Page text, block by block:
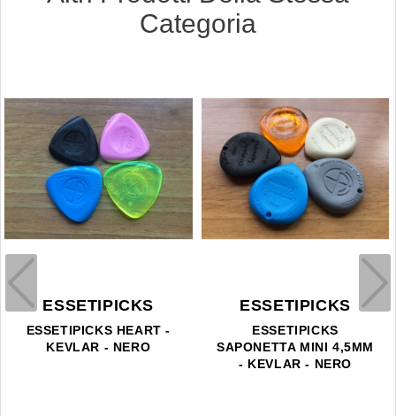
Categoria
ESSETIPICKS
ESSETIPICKS HEART -
KEVLAR - NERO
ESSETIPICKS
ESSETIPICKS
SAPONETTA MINI 4,5MM
- KEVLAR - NERO